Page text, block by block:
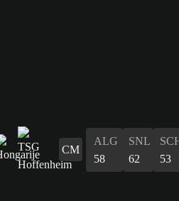
CM
ALG
58
SNL
62
53